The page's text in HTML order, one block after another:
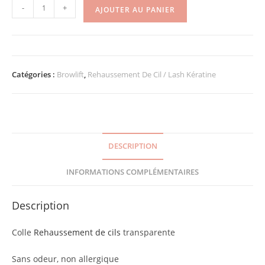
- + AJOUTER AU PANIER
Catégories : Browlift, Rehaussement De Cil / Lash Kératine
DESCRIPTION
INFORMATIONS COMPLÉMENTAIRES
Description
Colle Rehaussement de cils transparente
Sans odeur, non allergique